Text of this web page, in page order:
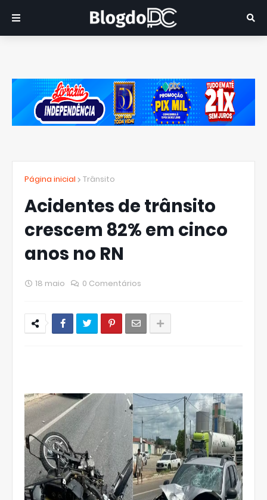
Página inicial Trânsito
Acidentes de trânsito
crescem 82% em cinco
anos no RN
18 maio 0 Comentários